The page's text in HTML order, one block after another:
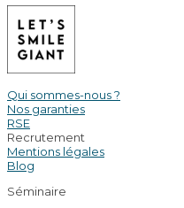
Qui sommes-nous ?
Nos garanties
RSE
Recrutement
Mentions légales
Blog
Séminaire